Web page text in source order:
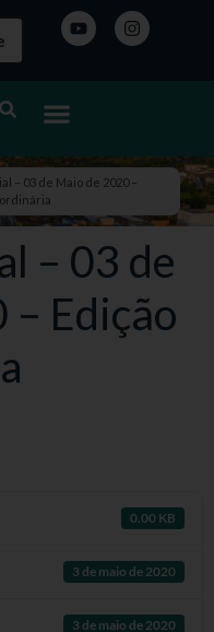
– 03 de Maio de 2020 –
– 03 de
– Edição
0.00 KB
3 de maio de 2020
3 de maio de 2020